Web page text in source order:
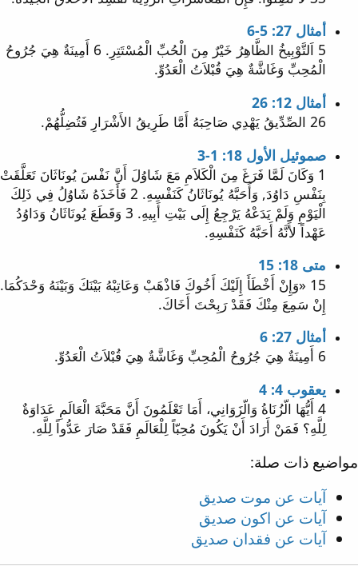
أمثال 27: 5-6
5 اَلتَّوْبِيخُ الظَّاهِرُ خَيْرٌ مِنَ الْحُبِّ الْمُسْتَتِرِ. 6 أَمِينَةٌ هِيَ جُرُوحُ
الْمُحِبِّ وَغَاشَّةٌ هِيَ قُبْلاَتُ الْعَدُوِّ.
أمثال 12: 26
26 الصِّدِّيقُ يَهْدِي صَاحِبَهُ أَمَّا طَرِيقُ الأَشْرَارِ فَتُضِلُّهُمْ.
صموئيل الأول 18: 1-3
1 وَكَانَ لَمَّا فَرَغَ مِنَ الْكَلاَمِ مَعَ شَاوُلَ أَنَّ نَفْسَ يُونَاثَانَ تَعَلَّقَتْ
بِنَفْسِ دَاوُدَ, وَأَحَبَّهُ يُونَاثَانُ كَنَفْسِهِ. 2 فَأَخَذَهُ شَاوُلُ فِي ذَلِكَ
الْيَوْمِ وَلَمْ يَدَعْهُ يَرْجِعُ إِلَى بَيْتِ أَبِيهِ. 3 وَقَطَعَ يُونَاثَانُ وَدَاوُدُ
عَهْداً لأَنَّهُ أَحَبَّهُ كَنَفْسِهِ.
متى 18: 15
15 «وَإِنْ أَخْطَأَ إِلَيْكَ أَخُوكَ فَاذْهَبْ وَعَاتِبْهُ بَيْنَكَ وَبَيْنَهُ وَحْدَكُمَا.
إِنْ سَمِعَ مِنْكَ فَقَدْ رَبِحْتَ أَخَاكَ.
أمثال 27: 6
6 أَمِينَةٌ هِيَ جُرُوحُ الْمُحِبِّ وَغَاشَّةٌ هِيَ قُبْلاَتُ الْعَدُوِّ.
يعقوب 4: 4
4 أَيُّهَا الّزُنَاةُ وَالّزَوَانِي، أَمَا تَعْلَمُونَ أَنَّ مَحَبَّةَ الْعَالَمِ عَدَاوَةٌ
لِلَّهِ؟ فَمَنْ أَرَادَ أَنْ يَكُونَ مُحِبّاً لِلْعَالَمِ فَقَدْ صَارَ عَدُّواً لِلَّهِ.
مواضيع ذات صلة:
آيات عن موت صديق
آيات عن اكون صديق
آيات عن فقدان صديق